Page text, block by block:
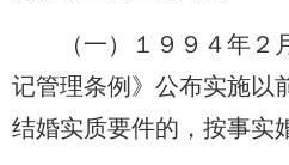
（一）１９９４年２
记管理条例》公布实施以
结婚实质要件的，按事实